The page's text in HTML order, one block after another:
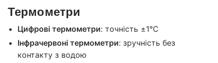
Термометри
Цифрові термометри: точність ±1°C
Інфрачервоні термометри: зручність без
контакту з водою